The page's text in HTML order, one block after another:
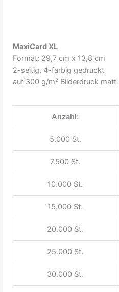
MaxiCard XL
Format: 29,7 cm x 13,8 cm
2-seitig, 4-farbig gedruckt
auf 300 g/m² Bilderdruck
Anzahl:
5.000 St.
7.500 St.
10.000 St.
15.000 St.
20.000 St.
25.000 St.
30.000 St.